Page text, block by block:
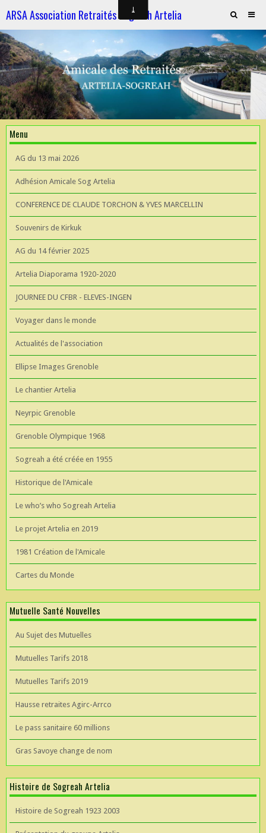
ARSA Association Retraités Sogreah Artelia
Invitation au repas le 21 novembre 2025
ARTELIA et l'Hydroélectricité
ARTELIA et l'Hydroélectricité
Souvenirs de KIrkuk
CONFERENCE DE CLAUDE TORCHON & YVES MARCELLIN A L'UIAD
AG 2026 du 13 mai
Menu
AG du 13 mai 2026
Adhésion Amicale Sog Artelia
CONFERENCE DE CLAUDE TORCHON & YVES MARCELLIN
Souvenirs de Kirkuk
AG du 14 février 2025
Artelia Diaporama 1920-2020
JOURNEE DU CFBR - ELEVES-INGEN
Voyager dans le monde
Actualités de l'association
Ellipse Images Grenoble
Le chantier Artelia
Neyrpic Grenoble
Grenoble Olympique 1968
Sogreah a été créée en 1955
Historique de l'Amicale
Le who’s who Sogreah Artelia
Le projet Artelia en 2019
1981 Création de l'Amicale
Cartes du Monde
Mutuelle Santé Nouvelles
Au Sujet des Mutuelles
Mutuelles Tarifs 2018
Mutuelles Tarifs 2019
Hausse retraites Agirc-Arrco
Le pass sanitaire 60 millions
Gras Savoye change de nom
Histoire de Sogreah Artelia
Histoire de Sogreah 1923 2003